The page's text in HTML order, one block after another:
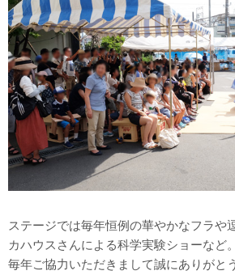
ステージでは毎年恒例の華やかなフラや
カハウスさんによる科学実験ショーなど。
毎年ご協力いただきまして誠にありがと